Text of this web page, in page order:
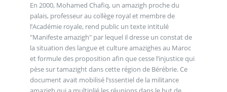
En 2000, Mohamed Chafiq, un amazigh proche du
palais, professeur au collège royal et membre de
l’Académie royale, rend public un texte intitulé
"Manifeste amazigh" par lequel il dresse un constat de
la situation des langue et culture amazighes au Maroc
et formule des proposition afin que cesse l’injustice qui
pèse sur tamazight dans cette région de Bérébrie. Ce
document avait mobilisé l’sssentiel de la militance